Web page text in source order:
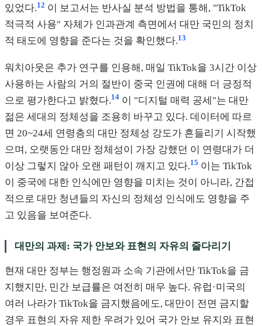
있었다.12 이 보고서는 반사실 분석 방법을 통해, "TikTok
적극적 사용" 자체가 인과관계 측면에서 대만 국민의 정치
적 태도에 영향을 준다는 것을 확인했다.13
워치아웃은 추가 연구를 인용해, 매일 TikTok을 3시간 이상
사용하는 사람의 거의 절반이 중국 인권에 대해 더 긍정적
으로 평가한다고 밝혔다.14 이 "디지털 매력 공세"는 대만
젊은 세대의 정체성을 조용히 바꾸고 있다. 데이터에 따르
면 20~24세 연령층의 대만 정체성 강도가 흔들리기 시작했
으며, 오랫동안 대만 정체성이 가장 강했던 이 연령대가 더
이상 그렇지 않아 오랜 패턴이 깨지고 있다.15 이는 TikTok
이 중국에 대한 인식에만 영향을 미치는 것이 아니라, 간접
적으로 대만 청년들의 자신의 정체성 인식에도 영향을 주
고 있음을 보여준다.
대만의 과제: 국가 안보와 표현의 자유의 줄다리기
현재 대만 정부는 행정원과 소속 기관에서만 TikTok을 금
지했지만, 민간 보급률은 여전히 매우 높다. 유럽·미국의
여러 나라가 TikTok을 금지했음에도, 대만이 전면 금지할
경우 표현의 자유 제한 우려가 있어 국가 안보 유지와 표현